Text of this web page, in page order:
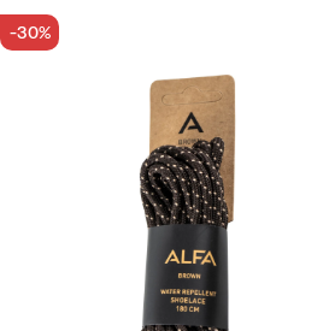
-30%